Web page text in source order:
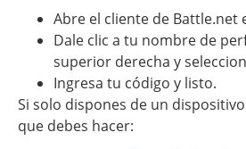
Abre el cliente de Battle.net
Dale clic a tu nombre de
superior derecha y
Ingresa tu código y listo.
Si solo dispones de un
que debes hacer: